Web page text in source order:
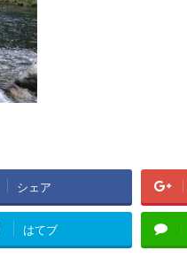
シェア
はてブ